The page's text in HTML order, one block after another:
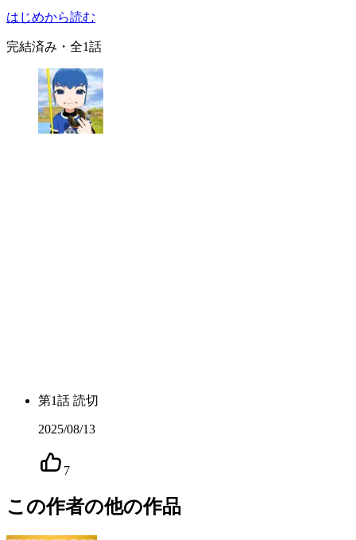
はじめから読む
完結済み ・全1話
第1話 読切
2025/08/13
7
この作者の他の作品